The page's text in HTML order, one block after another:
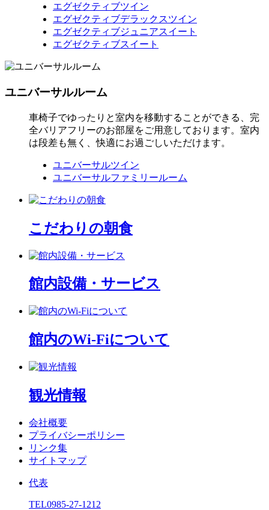
エグゼクティブツイン
エグゼクティブデラックスツイン
エグゼクティブジュニアスイート
エグゼクティブスイート
ユニバーサルルーム
車椅子でゆったりと室内を移動することができる、完
全バリアフリーのお部屋をご用意しております。室内
は段差も無く、快適にお過ごしいただけます。
ユニバーサルツイン
ユニバーサルファミリールーム
こだわりの朝食
館内設備・サービス
館内のWi-Fiについて
観光情報
会社概要
プライバシーポリシー
リンク集
サイトマップ
代表
TEL0985-27-1212